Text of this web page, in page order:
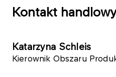
Kontakt handlowy
​Katarzyna Schleis
Kierownik Obszaru